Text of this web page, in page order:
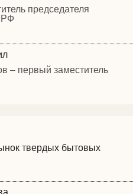
председателя
РФ
– первый заместитель
твердых бытовых